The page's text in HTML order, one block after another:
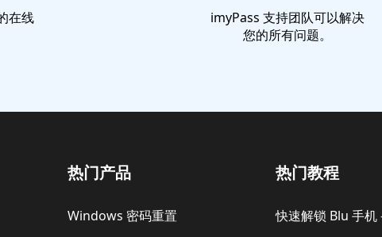
在线
imyPass 支持团队可以解决
您的所有问题。
热门产品
Windows 密码重置
热门教程
快速解锁 Blu 手机